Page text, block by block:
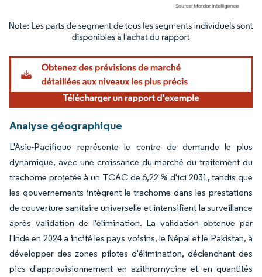
Image © Mordor Intelligence. La réutilisation nécessite une attribution sous CC BY
Analyse géographique
L'Asie-Pacifique représente le centre de demande le plus
dynamique, avec une croissance du marché du traitement du
trachome projetée à un TCAC de 6,22 % d'ici 2031, tandis que
les gouvernements intègrent le trachome dans les prestations
de couverture sanitaire universelle et intensifient la surveillance
après validation de l'élimination. La validation obtenue par
l'Inde en 2024 a incité les pays voisins, le Népal et le Pakistan, à
développer des zones pilotes d'élimination, déclenchant des
pics d'approvisionnement en azithromycine et en quantités